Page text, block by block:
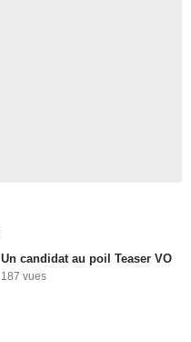
Un candidat au poil Teaser VO
187 vues